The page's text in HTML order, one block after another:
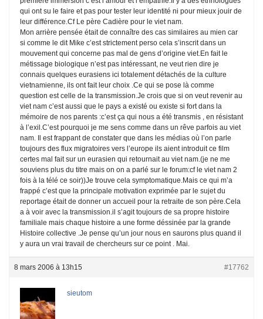
qui ont su le faire et pas pour tester leur identité ni pour mieux jouir de
leur différence.Cf Le père Cadière pour le viet nam.
Mon arrière pensée était de connaître des cas similaires au mien car
si comme le dit Mike c’est strictement perso cela s’inscrit dans un
mouvement qui concerne pas mal de gens d’origine viet.En fait le
métissage biologique n’est pas intéressant, ne veut rien dire je
connais quelques eurasiens ici totalement détachés de la culture
vietnamienne, ils ont fait leur choix .Ce qui se pose là comme
question est celle de la transmission.Je crois que si on veut revenir au
viet nam c’est aussi que le pays a existé ou existe si fort dans la
mémoire de nos parents :c’est ça qui nous a été transmis , en résistant
à l’exil.C’est pourquoi je me sens comme dans un rêve parfois au viet
nam. Il est frappant de constater que dans les médias où l’on parle
toujours des flux migratoires vers l’europe ils aient introduit ce film
certes mal fait sur un eurasien qui retournait au viet nam.(je ne me
souviens plus du titre mais on on a parlé sur le forum:cf le viet nam 2
fois à la télé ce soir))Je trouve cela symptomatique.Mais ce qui m’a
frappé c’est que la principale motivation exprimée par le sujet du
reportage était de donner un accueil pour la retraite de son père.Cela
a à voir avec la transmission.il s’agit toujours de sa propre histoire
familiale mais chaque histoire a une forme déssinée par la grande
Histoire collective .Je pense qu’un jour nous en saurons plus quand il
y aura un vrai travail de chercheurs sur ce point . Mai.
8 mars 2006 à 13h15 #17762
sieutom